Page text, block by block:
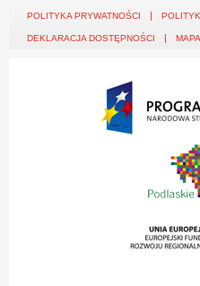
POLITYKA PRYWATNOŚCI
DEKLARACJA DOSTĘPNOŚCI